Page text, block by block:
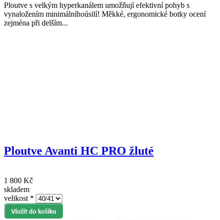
Ploutve s velkým hyperkanálem umožňují efektivní pohyb s
vynaložením minimálníhoúsilí! Měkké, ergonomické botky ocení
zejména při delším...
Ploutve Avanti HC PRO žluté
1 800 Kč
skladem
velikost *